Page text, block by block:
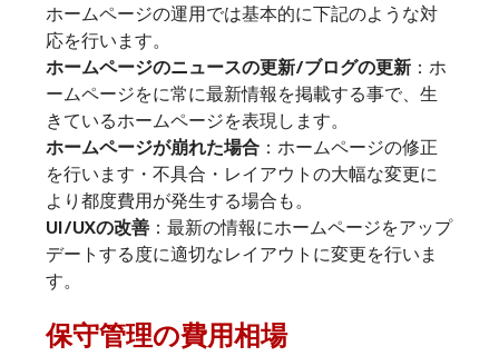
ホームページの運用では基本的に下記のような対
応を行います。
ホームページのニュースの更新/ブログの更新：ホ
ームページをに常に最新情報を掲載する事で、生
ホームページが崩れた場合：ホームページの修正
を行います・不具合・レイアウトの大幅な変更に
UI/UXの改善：最新の情報にホームページをアップ
デートする度に適切なレイアウトに変更を行いま
保守管理の費用相場